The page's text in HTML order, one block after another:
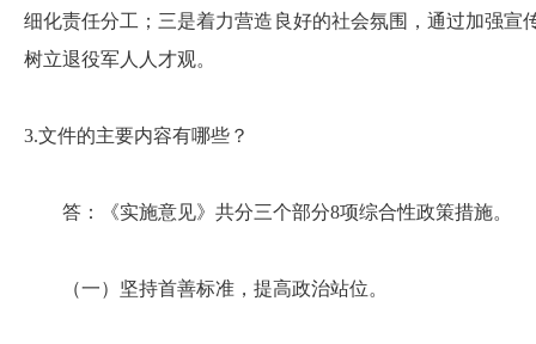
细化责任分工；三是着力营造良好的社会氛围，通过加强
树立退役军人人才观。
3.文件的主要内容有哪些？
答：《实施意见》共分三个部分8项综合性政策措施。
（一）坚持首善标准，提高政治站位。